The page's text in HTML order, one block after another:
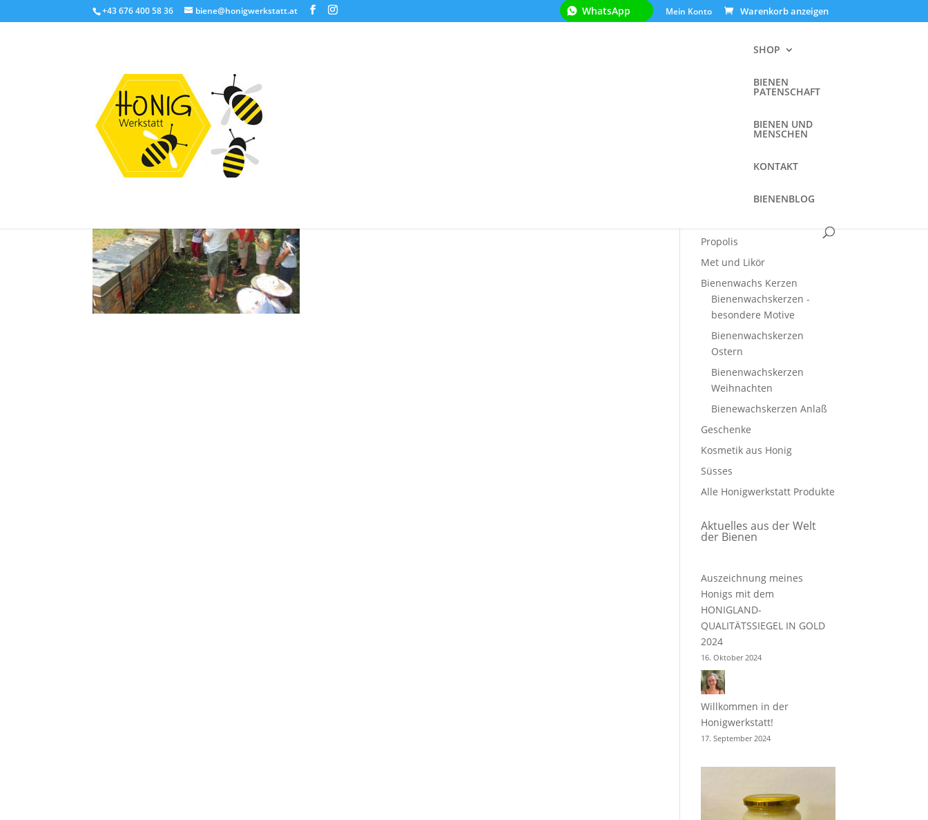
+43 676 400 58 36 biene@honigwerkstatt.at WhatsApp Mein Konto
SHOP
BIENEN
PATENSCHAFT
BIENEN UND
MENSCHEN
KONTAKT
BIENENBLOG
Bienen Schulprogramme
Bio Cremehonig
Propolis
Met und Likör
Bienenwachs Kerzen
Bienenwachskerzen -
besondere Motive
Bienenwachskerzen
Ostern
Bienenwachskerzen
Weihnachten
Bienewachskerzen Anlaß
Geschenke
Kosmetik aus Honig
Süsses
Alle Honigwerkstatt Produkte
Aktuelles aus der Welt
der Bienen
Auszeichnung meines
Honigs mit dem
HONIGLAND-
QUALITÄTSSIEGEL IN GOLD
2024
16. Oktober 2024
Willkommen in der
Honigwerkstatt!
17. September 2024